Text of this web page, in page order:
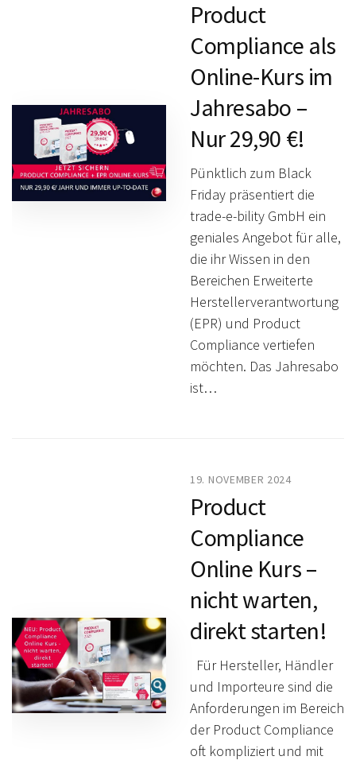
Product
Compliance als
Online-Kurs im
Jahresabo –
Nur 29,90 €!
Pünktlich zum Black
Friday präsentiert die
trade-e-bility GmbH ein
geniales Angebot für alle,
die ihr Wissen in den
Bereichen Erweiterte
Herstellerverantwortung
(EPR) und Product
Compliance vertiefen
möchten. Das Jahresabo
ist…
19. NOVEMBER 2024
Product
Compliance
Online Kurs –
nicht warten,
direkt starten!
Für Hersteller, Händler
und Importeure sind die
Anforderungen im Bereich
der Product Compliance
oft kompliziert und mit